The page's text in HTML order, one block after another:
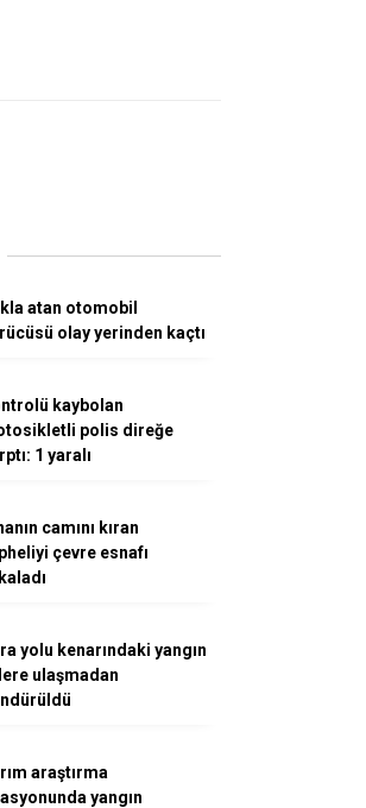
atan otomobil
olay yerinden kaçtı
kaybolan
polis direğe
1 yaralı
camını kıran
çevre esnafı
yolu kenarındaki yangın
ulaşmadan
araştırma
yangın